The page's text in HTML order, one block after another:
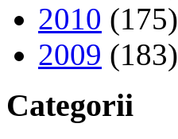
2010 (175)
2009 (183)
Categorii